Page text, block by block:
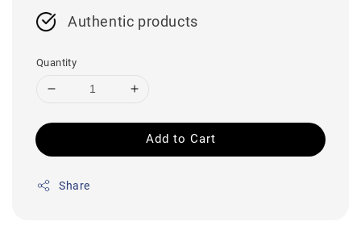
Authentic products
Quantity
Add to Cart
Share